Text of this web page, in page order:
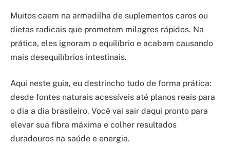
Muitos caem na armadilha de suplementos caros ou
dietas radicais que prometem milagres rápidos. Na
prática, eles ignoram o equilíbrio e acabam causando
mais desequilíbrios intestinais.
Aqui neste guia, eu destrincho tudo de forma prática:
desde fontes naturais acessíveis até planos reais para
o dia a dia brasileiro. Você vai sair daqui pronto para
elevar sua fibra máxima e colher resultados
duradouros na saúde e energia.